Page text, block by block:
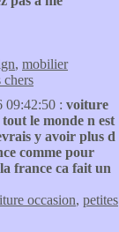
, mobilier
chers
09:42:50 : voiture
le monde n est
y avoir plus d
comme pour
france ca fait un
occasion, petites